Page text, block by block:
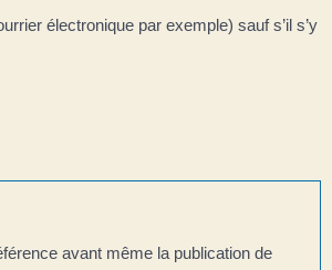
électronique par exemple) sauf s’il s’y
avant même la publication de